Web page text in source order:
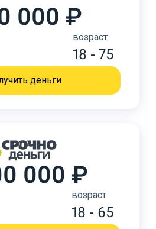
000 ₽
возраст
18 - 75
деньги
000 ₽
возраст
18 - 65